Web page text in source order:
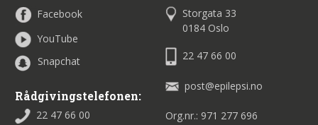
Facebook
YouTube
Snapchat
Rådgivingstelefonen:
22 47 66 00
Storgata 33
0184 Oslo
22 47 66 00
post@epilepsi.no
Org.nr.: 971 277 696